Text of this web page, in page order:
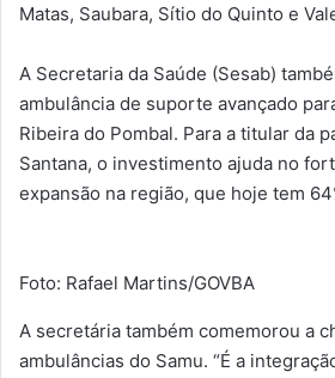
Matas, Saubara, Sítio do Quinto e
A Secretaria da Saúde (Sesab)
ambulância de suporte avançado
Ribeira do Pombal. Para a titular da
Santana, o investimento ajuda no
expansão na região, que hoje tem
Foto: Rafael Martins/GOVBA
A secretária também comemorou a
ambulâncias do Samu. “É a